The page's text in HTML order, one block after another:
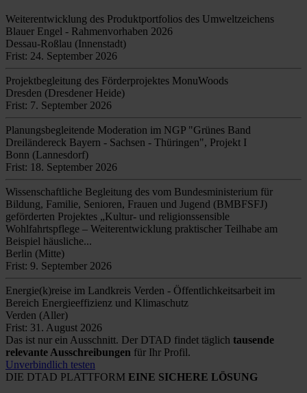
Weiterentwicklung des Produktportfolios des Umweltzeichens
Blauer Engel - Rahmenvorhaben 2026
Dessau-Roßlau (Innenstadt)
Frist: 24. September 2026
Projektbegleitung des Förderprojektes MonuWoods
Dresden (Dresdener Heide)
Frist: 7. September 2026
Planungsbegleitende Moderation im NGP "Grünes Band
Dreiländereck Bayern - Sachsen - Thüringen", Projekt I
Bonn (Lannesdorf)
Frist: 18. September 2026
Wissenschaftliche Begleitung des vom Bundesministerium für
Bildung, Familie, Senioren, Frauen und Jugend (BMBFSFJ)
geförderten Projektes „Kultur- und religionssensible
Wohlfahrtspflege – Weiterentwicklung praktischer Teilhabe am
Beispiel häusliche...
Berlin (Mitte)
Frist: 9. September 2026
Energie(k)reise im Landkreis Verden - Öffentlichkeitsarbeit im
Bereich Energieeffizienz und Klimaschutz
Verden (Aller)
Frist: 31. August 2026
Das ist nur ein Ausschnitt. Der DTAD findet täglich tausende
relevante Ausschreibungen für Ihr Profil.
Unverbindlich testen
DIE DTAD PLATTFORM EINE SICHERE LÖSUNG